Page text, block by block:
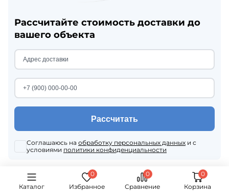
Каталог Избранное Сравнение Корзина
Рассчитайте стоимость доставки до
вашего объекта
Рассчитать
Соглашаюсь на обработку персональных данных и с
условиями политики конфиденциальности